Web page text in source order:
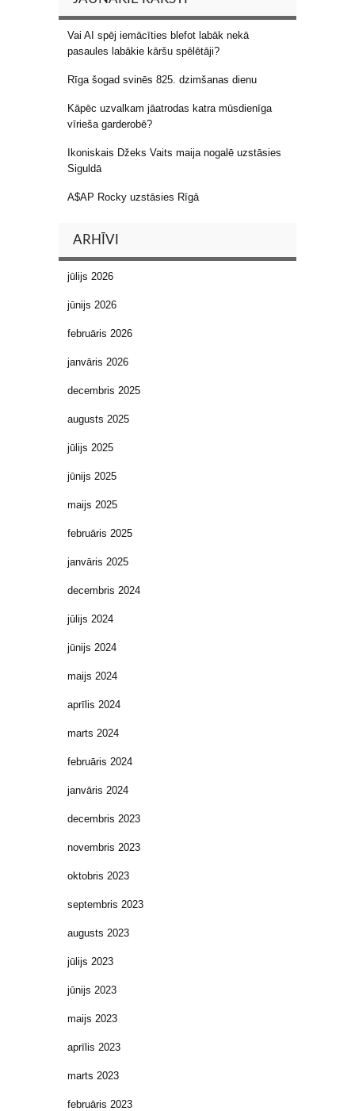
Vai AI spēj iemācīties blefot labāk nekā
pasaules labākie kāršu spēlētāji?
Rīga šogad svinēs 825. dzimšanas dienu
Kāpēc uzvalkam jāatrodas katra mūsdienīga
vīrieša garderobē?
Ikoniskais Džeks Vaits maija nogalē uzstāsies
Siguldā
A$AP Rocky uzstāsies Rīgā
ARHĪVI
jūlijs 2026
jūnijs 2026
februāris 2026
janvāris 2026
decembris 2025
augusts 2025
jūlijs 2025
jūnijs 2025
maijs 2025
februāris 2025
janvāris 2025
decembris 2024
jūlijs 2024
jūnijs 2024
maijs 2024
aprīlis 2024
marts 2024
februāris 2024
janvāris 2024
decembris 2023
novembris 2023
oktobris 2023
septembris 2023
augusts 2023
jūlijs 2023
jūnijs 2023
maijs 2023
aprīlis 2023
marts 2023
februāris 2023